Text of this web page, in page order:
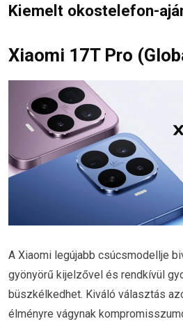
Kiemelt okostelefon-
Xiaomi 17T Pro
A Xiaomi legújabb csúcsmodellje
gyönyörű kijelzővel és rendkívül
büszkélkedhet. Kiváló választás
élményre vágynak